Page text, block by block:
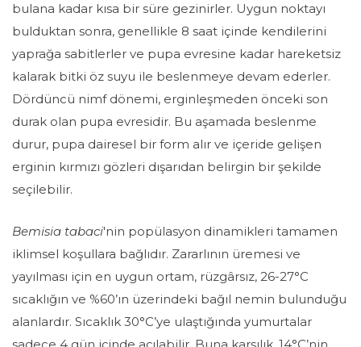
bulana kadar kısa bir süre gezinirler. Uygun noktayı
bulduktan sonra, genellikle 8 saat içinde kendilerini
yaprağa sabitlerler ve pupa evresine kadar hareketsiz
kalarak bitki öz suyu ile beslenmeye devam ederler.
Dördüncü nimfdönemi, erginleşmeden önceki son
durak olan pupa evresidir. Bu aşamada beslenme
durur, pupa dairesel bir form alır ve içeride gelişen
erginin kırmızı gözleri dışarıdan belirgin bir şekilde
seçilebilir.
Bemisia tabaci'nin popülasyon dinamikleri tamamen
iklimsel koşullara bağlıdır. Zararlının üremesi ve
yayılması için en uygun ortam, rüzgârsız, 26-27°C
sıcaklığın ve %60’ın üzerindeki bağıl nemin bulunduğu
alanlardır. Sıcaklık 30°C’ye ulaştığında yumurtalar